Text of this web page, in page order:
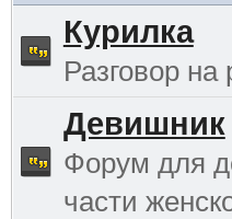
Курилка
Разговор
Девишник
Форум для
части